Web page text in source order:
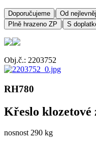
Doporučujeme | Od
Plně hrazeno ZP | S
Obj.č.: 2203752
RH780
Křeslo klozetové
nosnost 290 kg